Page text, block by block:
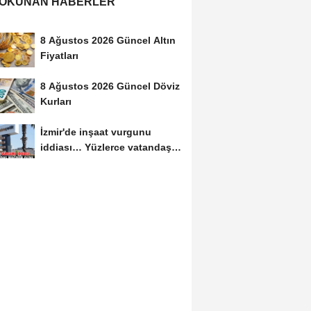
8 Ağustos 2026 Güncel Altın
Fiyatları
8 Ağustos 2026 Güncel Döviz
Kurları
İzmir'de inşaat vurgunu
iddiası… Yüzlerce vatandaş